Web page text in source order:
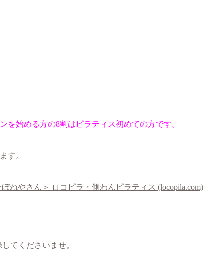
始める方の8割はピラティス初めての方です。
す。
ねやさん＞ ロコピラ・側わんピラティス (locopila.com)
てくださいませ。